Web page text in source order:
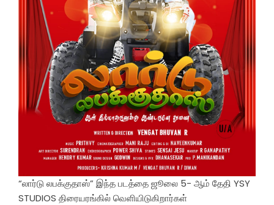
“லார்டு லபக்குதாஸ்” இந்த படத்தை ஜூலை 5- ஆம் தேதி YSY
STUDIOS திரையரங்கில் வெளியிடுகிறார்கள்